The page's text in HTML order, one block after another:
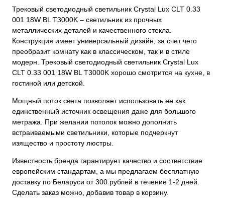
Трековый светодиодный светильник Crystal Lux CLT 0.33
001 18W BL T3000K – светильник из прочных
металлических деталей и качественного стекла.
Конструкция имеет универсальный дизайн, за счет чего
преобразит комнату как в классическом, так и в стиле
модерн. Трековый светодиодный светильник Crystal Lux
CLT 0.33 001 18W BL T3000K хорошо смотрится на кухне, в
гостиной или детской.
Мощный поток света позволяет использовать ее как
единственный источник освещения даже для большого
метража. При желании потолок можно дополнить
встраиваемыми светильники, которые подчеркнут
изящество и простоту люстры.
Известность бренда гарантирует качество и соответствие
европейским стандартам, а мы предлагаем бесплатную
доставку по Беларуси от 300 рублей в течение 1-2 дней.
Сделать заказ можно, добавив товар в корзину.